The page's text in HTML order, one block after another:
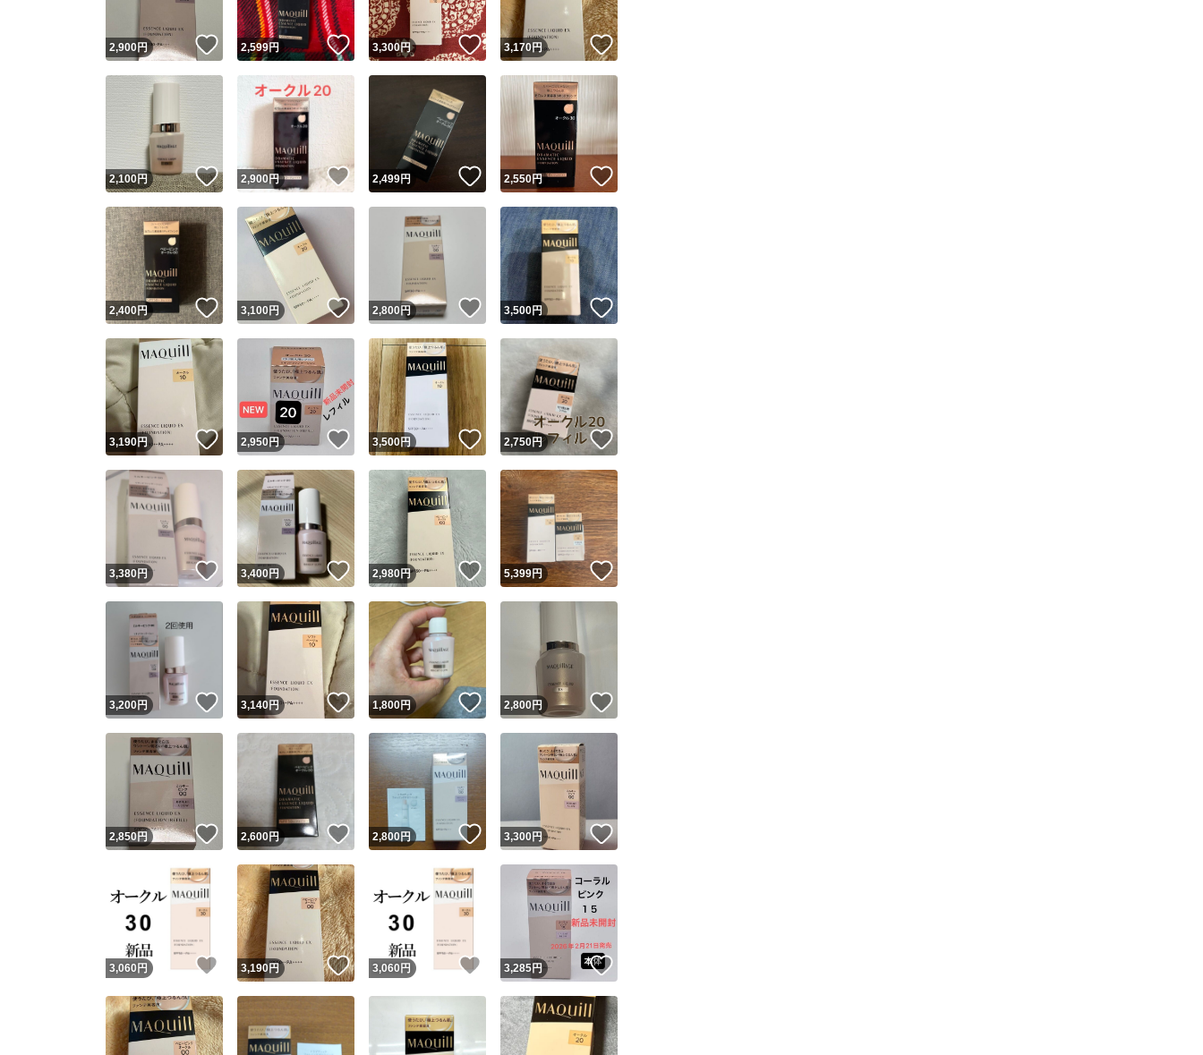
スピード＆安心発送
このユーザーは高頻度で24時間以内＆設定した発送日数内に発送してい
ます
スピード発送 このユーザーは高頻度で24時間以内に発送しています
安心発送 このユーザーは設定した発送日数内に発送しています
2,900円 いいね！
2,599円 いいね！
3,300円 いいね！
3,170円 いいね！
2,100円 いいね！
2,900円 いいね！
2,499円 いいね！
2,550円
2,400円 いいね！
3,100円 いいね！
2,800円 いいね！
3,500円 いいね！
3,190円 いいね！
2,950円 いいね！
3,500円 いいね！
2,750円 いいね！
3,380円 いいね！
3,400円 いいね！
2,980円 いいね！
5,399円 いいね！
3,200円 いいね！
3,140円 いいね！
1,800円 いいね！
2,800円
2,850円 いいね！
2,600円 いいね！
2,800円 いいね！
3,300円
3,060 円 いいね！
3,190円 いいね！
3,060 円 いいね！
3,285円